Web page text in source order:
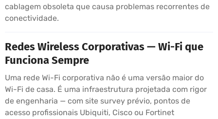
cablagem obsoleta que causa problemas recorrentes de
conectividade.
Redes Wireless Corporativas — Wi-Fi que
Funciona Sempre
Uma rede Wi-Fi corporativa não é uma versão maior do
Wi-Fi de casa. É uma infraestrutura projetada com rigor
de engenharia — com site survey prévio, pontos de
acesso profissionais Ubiquiti, Cisco ou Fortinet